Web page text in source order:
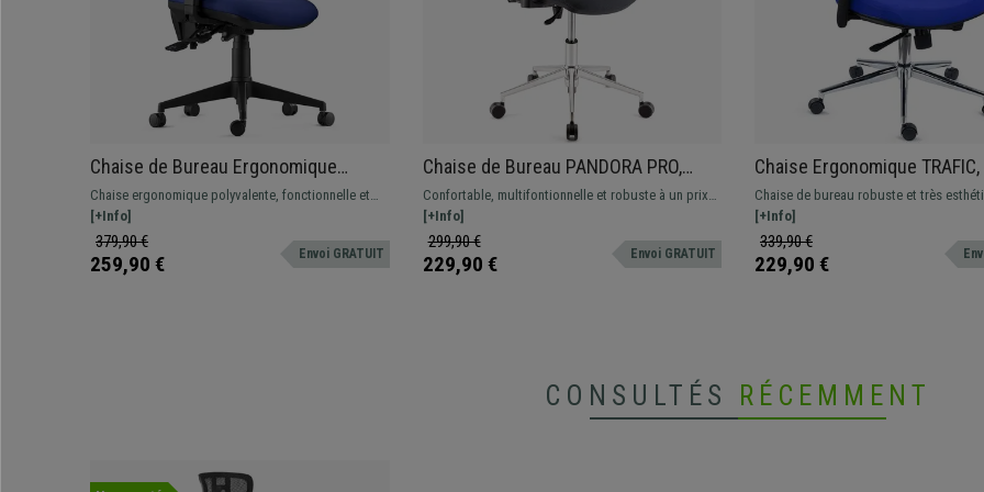
Chaise de Bureau Ergonomique
INDIANA, en Tissu Bleu Foncé, avec
Accoudoirs Ajustables
Chaise ergonomique polyvalente, fonctionnelle et
très confortable grâce à son rembourrage épais.
Tapissée en tissu de qualité.
[+Info]
379,90 €
259,90 € Envoi GRATUIT
Chaise de Bureau PANDORA PRO,
Accoudoirs Ajustables, Piétement
Metallique, Rembourrage épais, Gris
Confortable, multifontionnelle et robuste à un prix
imbattable. Cette magnifique chaise est idéale pour
une utilisation quotidienne, disponible en
différentes couleurs
[+Info]
299,90 €
229,90 € Envoi GRATUIT
Chaise Ergonomique
Lombaire, Accoudoirs
Excellent Rembourrage, Bleu
Chaise de bureau robuste et très
support lombaire. Assise de haute
accoudoirs ajustables, la garantie d'un
optimal.
[+Info]
339,90 €
229,90 €
CONSULTÉS RÉCEMMENT